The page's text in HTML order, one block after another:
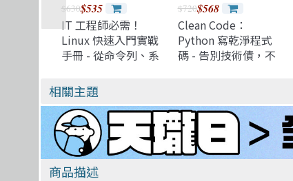
$630$535
IT 工程師必需！
Linux 快速入門實戰
手冊 - 從命令列、系
置, 實體機、虛擬
機、容器化、WSL、
雲端平台全適用
$720$568
Clean Code：
Python 寫乾淨程式
碼 - 告別技術債，不
相關主題
商品描述